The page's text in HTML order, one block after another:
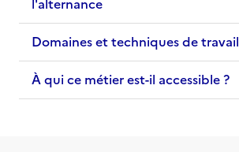
Domaines et techniques de travail
À qui ce métier est-il accessible ?